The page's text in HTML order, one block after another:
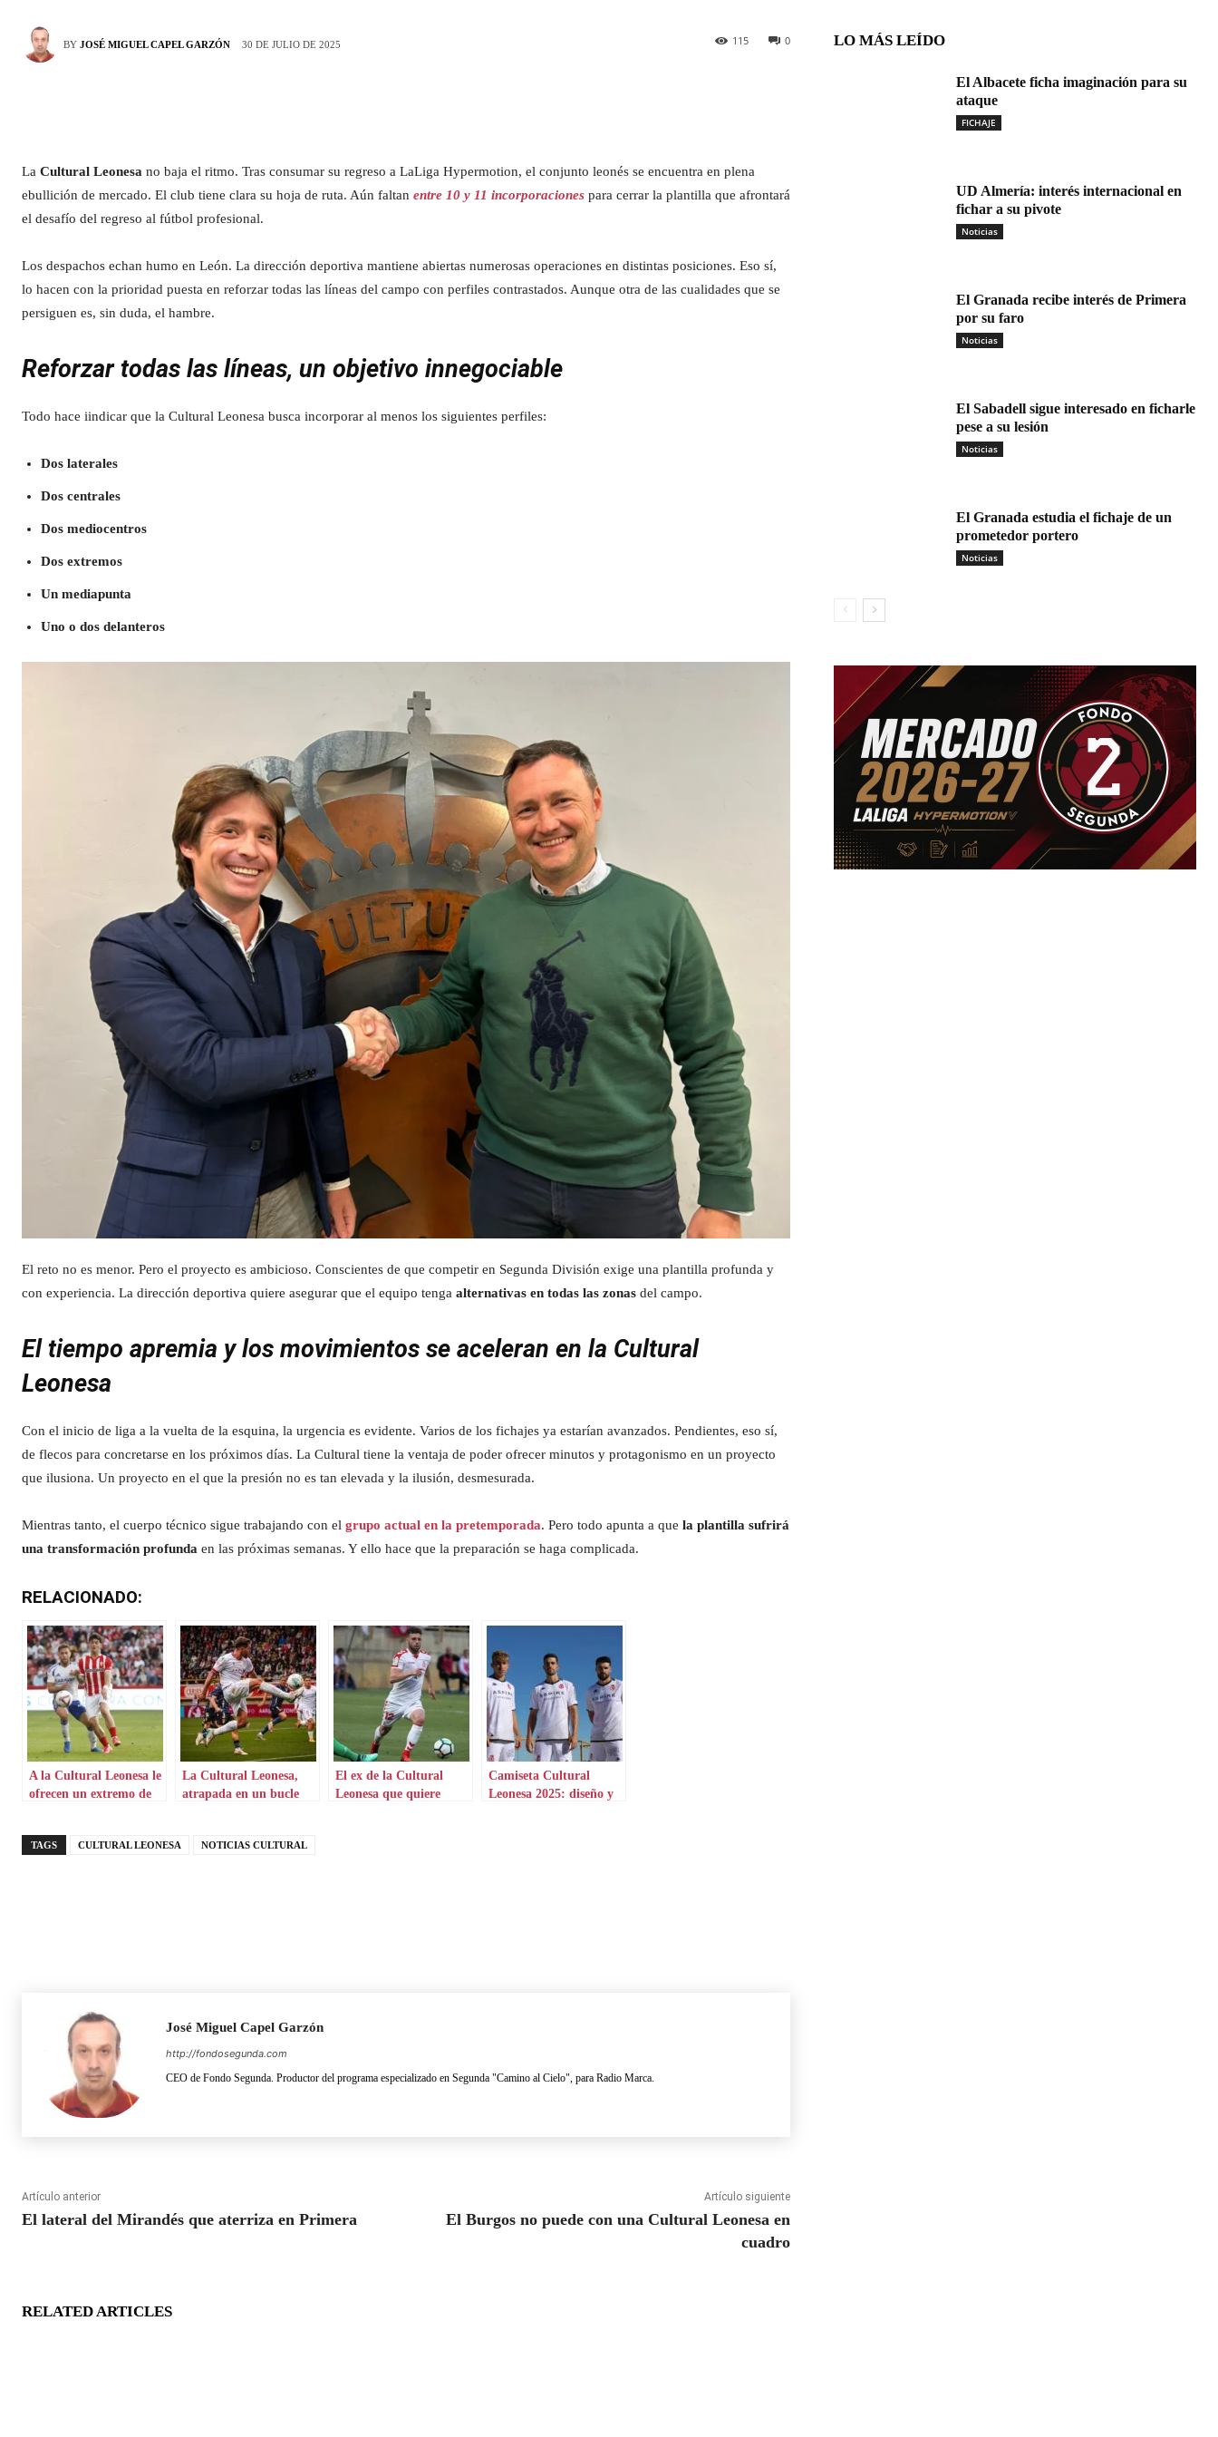
BY JOSÉ MIGUEL CAPEL GARZÓN 30 DE JULIO DE 2025 0
115
La Cultural Leonesa no baja el ritmo. Tras consumar su regreso a LaLiga Hypermotion, el conjunto leonés se encuentra en plena
ebullición de mercado. El club tiene clara su hoja de ruta. Aún faltan entre 10 y 11 incorporaciones para cerrar la plantilla que afrontará
el desafío del regreso al fútbol profesional.
Los despachos echan humo en León. La dirección deportiva mantiene abiertas numerosas operaciones en distintas posiciones. Eso sí,
lo hacen con la prioridad puesta en reforzar todas las líneas del campo con perfiles contrastados. Aunque otra de las cualidades que se
persiguen es, sin duda, el hambre.
Reforzar todas las líneas, un objetivo innegociable
Todo hace iindicar que la Cultural Leonesa busca incorporar al menos los siguientes perfiles:
Dos laterales
Dos centrales
Dos mediocentros
Dos extremos
Un mediapunta
Uno o dos delanteros
El reto no es menor. Pero el proyecto es ambicioso. Conscientes de que competir en Segunda División exige una plantilla profunda y
con experiencia. La dirección deportiva quiere asegurar que el equipo tenga alternativas en todas las zonas del campo.
El tiempo apremia y los movimientos se aceleran en la Cultural
Leonesa
Con el inicio de liga a la vuelta de la esquina, la urgencia es evidente. Varios de los fichajes ya estarían avanzados. Pendientes, eso sí,
de flecos para concretarse en los próximos días. La Cultural tiene la ventaja de poder ofrecer minutos y protagonismo en un proyecto
que ilusiona. Un proyecto en el que la presión no es tan elevada y la ilusión, desmesurada.
Mientras tanto, el cuerpo técnico sigue trabajando con el grupo actual en la pretemporada. Pero todo apunta a que la plantilla sufrirá
una transformación profunda en las próximas semanas. Y ello hace que la preparación se haga complicada.
RELACIONADO:
A la Cultural Leonesa le
ofrecen un extremo de
La Cultural Leonesa,
atrapada en un bucle
El ex de la Cultural
Leonesa que quiere
Camiseta Cultural
Leonesa 2025: diseño y
TAGS CULTURAL LEONESA NOTICIAS CULTURAL
José Miguel Capel Garzón
http://fondosegunda.com
CEO de Fondo Segunda. Productor del programa especializado en Segunda "Camino al Cielo", para Radio Marca.
Artículo anterior
El lateral del Mirandés que aterriza en Primera
Artículo siguiente
El Burgos no puede con una Cultural Leonesa en
cuadro
RELATED ARTICLES
LO MÁS LEÍDO
El Albacete ficha imaginación para su
ataque
FICHAJE
UD Almería: interés internacional en
fichar a su pivote
Noticias
El Granada recibe interés de Primera
por su faro
Noticias
El Sabadell sigue interesado en ficharle
pese a su lesión
Noticias
El Granada estudia el fichaje de un
prometedor portero
Noticias